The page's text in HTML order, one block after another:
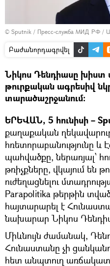
© Sputnik / Пресс-служба МИД РФ /
Բաժանորդագրվել
Նիկոս Դենդիասը խիստ
թուրքական ագրեսիվ
տարածաշրջանում։
ԵՐԵՎԱՆ, 5 հունիսի –
քաղաքական
հռետորաբանությունը և
պահվածքը, ներառյալ՝
թռիչքները, վկայում են
ուժեղացնելու
Parapolitika թերթին
հայտարարել է
նախարար Նիկոս
Միևնույն ժամանակ,
Հունաստանը չի
հետ անպտուղ